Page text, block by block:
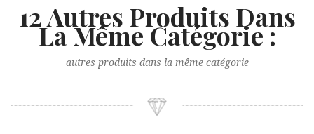
12 Autres Produits Dans
La Même Catégorie :
autres produits dans la même catégorie